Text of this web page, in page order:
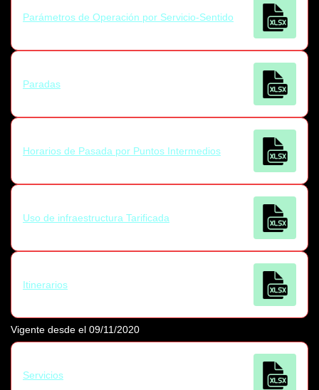
Parámetros de Operación por Servicio-Sentido
Paradas
Horarios de Pasada por Puntos Intermedios
Uso de infraestructura Tarificada
Itinerarios
Vigente desde el 09/11/2020
Servicios